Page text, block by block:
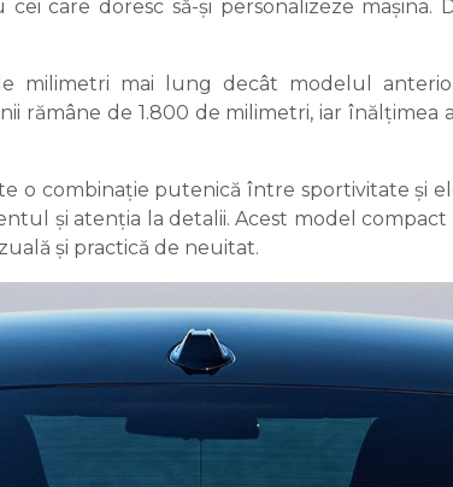
care doresc să-și personalizeze mașina.
milimetri mai lung decât modelul
rămâne de 1.800 de milimetri, iar înălțimea
o combinație putenică între sportivitate și
și atenția la detalii. Acest model
și practică de neuitat.